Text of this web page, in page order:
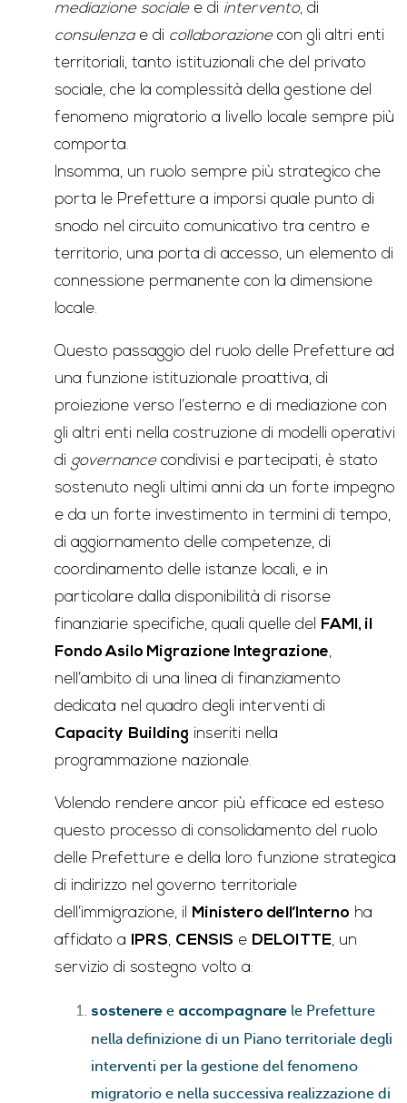
mediazione socialee di intervento, di
consulenzae di collaborazionecon gli altri enti
territoriali, tanto istituzionali che del privato
sociale, che la complessità della gestione del
fenomeno migratorio a livello locale sempre più
comporta.
Insomma, un ruolo sempre più strategico che
porta le Prefetture a imporsi quale punto di
snodo nel circuito comunicativo tra centro e
territorio, una porta di accesso, un elemento di
connessione permanente con la dimensione
locale.
Questo passaggio del ruolo delle Prefetture ad
una funzione istituzionale proattiva, di
proiezione verso l’esterno e di mediazione con
gli altri enti nella costruzione di modelli operativi
di governancecondivisi e partecipati, è stato
sostenuto negli ultimi anni da un forte impegno
e da un forte investimento in termini di tempo,
di aggiornamento delle competenze, di
coordinamento delle istanze locali, e in
particolare dalla disponibilità di risorse
finanziarie specifiche, quali quelle del
FAMI, il
Fondo Asilo Migrazione Integrazione,
nell’ambito di una linea di finanziamento
dedicata nel quadro degli interventi di
Capacity Building inseriti nella
programmazione nazionale.
Volendo rendere ancor più efficace ed esteso
questo processo di consolidamento del ruolo
delle Prefetture e della loro funzione strategica
di indirizzo nel governo territoriale
dell’immigrazione, il
Ministero dell’Interno ha
affidato a
IPRS, CENSIS e DELOITTE, un
servizio di sostegno volto a:
sostenere e accompagnare le Prefetture
nella definizione di un Piano territoriale degli
interventi per la gestione del fenomeno
migratorio e nella successiva realizzazione di